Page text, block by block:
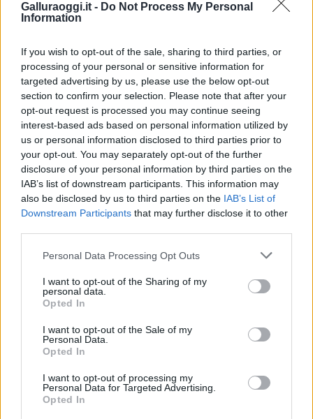
Galluraoggi.it - Do Not Process My Personal
Information
If you wish to opt-out of the sale, sharing to third parties, or
processing of your personal or sensitive information for
targeted advertising by us, please use the below opt-out
section to confirm your selection. Please note that after your
opt-out request is processed you may continue seeing
interest-based ads based on personal information utilized by
us or personal information disclosed to third parties prior to
your opt-out. You may separately opt-out of the further
disclosure of your personal information by third parties on the
IAB’s list of downstream participants. This information may
also be disclosed by us to third parties on the IAB’s List of
Downstream Participants that may further disclose it to other
Please note that this website/app uses one or more Google
not limited to your visit or usage behaviour. You may click to
grant or deny consent to Google and its third-party tags to
use your data for below specified purposes in below Google
consent section.
Personal Data Processing Opt Outs
I want to opt-out of the Sharing of my
personal data.
Opted In
I want to opt-out of the Sale of my
Personal Data.
Opted In
I want to opt-out of processing my
Personal Data for Targeted Advertising.
Opted In
Entra nel canale telegram di
GalluraOggi.it
Ricevi le nostre ultime news
daGoogle News
Condividi l'articolo
a
ce
b
o
o
k
w
it
te
r
n
re
W
h
s
p
S
h
re
Prossimo articolo
NOTIZIE RECENTI